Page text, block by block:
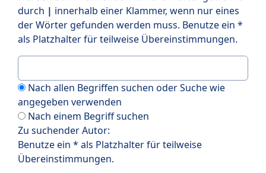
durch | innerhalb einer Klammer, wenn nur eines
der Wörter gefunden werden muss. Benutze ein *
als Platzhalter für teilweise Übereinstimmungen.
Nach allen Begriffen suchen oder Suche wie
angegeben verwenden
Nach einem Begriff suchen
Zu suchender Autor:
Benutze ein * als Platzhalter für teilweise
Übereinstimmungen.